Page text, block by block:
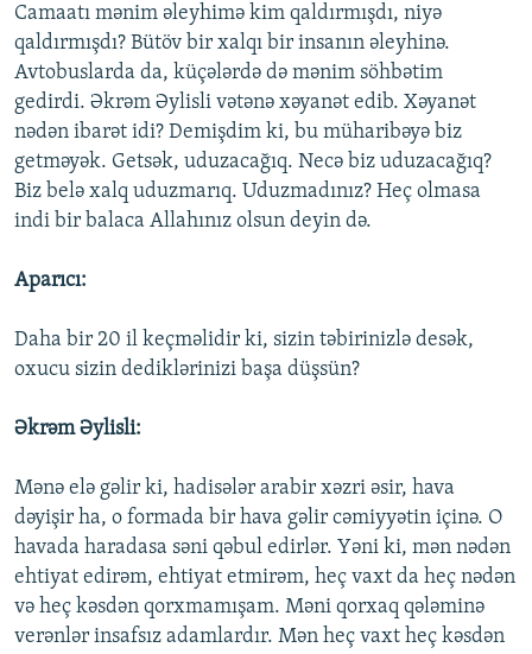
Camaatı mənim əleyhimə kim qaldırmışdı, niyə
qaldırmışdı? Bütöv bir xalqı bir insanın əleyhinə.
Avtobuslarda da, küçələrdə də mənim söhbətim
gedirdi. Əkrəm Əylisli vətənə xəyanət edib. Xəyanət
nədən ibarət idi? Demişdim ki, bu müharibəyə biz
getməyək. Getsək, uduzacağıq. Necə biz uduzacağıq?
Biz belə xalq uduzmarıq. Uduzmadınız? Heç olmasa
indi bir balaca Allahınız olsun deyin də.
Aparıcı:
Daha bir 20 il keçməlidir ki, sizin təbirinizlə desək,
oxucu sizin dediklərinizi başa düşsün?
Əkrəm Əylisli:
Mənə elə gəlir ki, hadisələr arabir xəzri əsir, hava
dəyişir ha, o formada bir hava gəlir cəmiyyətin içinə. O
havada haradasa səni qəbul edirlər. Yəni ki, mən nədən
ehtiyat edirəm, ehtiyat etmirəm, heç vaxt da heç nədən
və heç kəsdən qorxmamışam. Məni qorxaq qələminə
verənlər insafsız adamlardır. Mən heç vaxt heç kəsdən